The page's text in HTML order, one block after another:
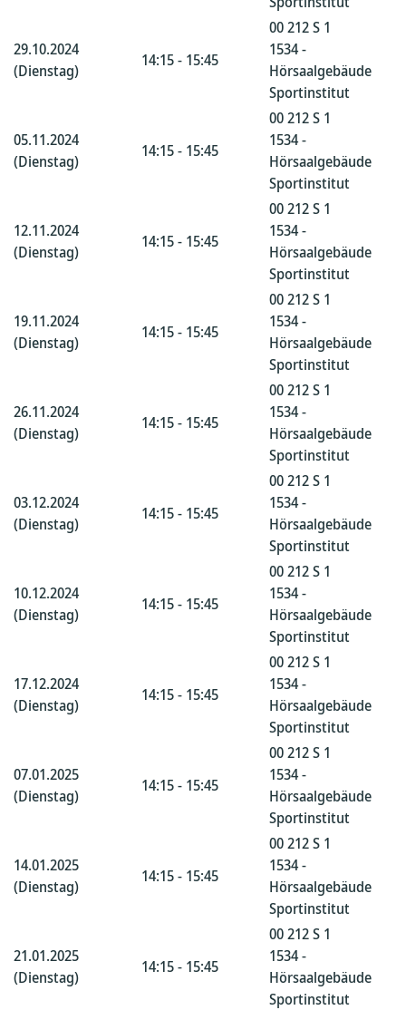
29.10.2024
(Dienstag)
14:15 - 15:45
00 212 S 1
1534 -
Hörsaalgebäude
Sportinstitut
05.11.2024
(Dienstag)
14:15 - 15:45
00 212 S 1
1534 -
Hörsaalgebäude
Sportinstitut
12.11.2024
(Dienstag)
14:15 - 15:45
00 212 S 1
1534 -
Hörsaalgebäude
Sportinstitut
19.11.2024
(Dienstag)
14:15 - 15:45
00 212 S 1
1534 -
Hörsaalgebäude
Sportinstitut
26.11.2024
(Dienstag)
14:15 - 15:45
00 212 S 1
1534 -
Hörsaalgebäude
Sportinstitut
03.12.2024
(Dienstag)
14:15 - 15:45
00 212 S 1
1534 -
Hörsaalgebäude
Sportinstitut
10.12.2024
(Dienstag)
14:15 - 15:45
00 212 S 1
1534 -
Hörsaalgebäude
Sportinstitut
17.12.2024
(Dienstag)
14:15 - 15:45
00 212 S 1
1534 -
Hörsaalgebäude
Sportinstitut
07.01.2025
(Dienstag)
14:15 - 15:45
00 212 S 1
1534 -
Hörsaalgebäude
Sportinstitut
14.01.2025
(Dienstag)
14:15 - 15:45
00 212 S 1
1534 -
Hörsaalgebäude
Sportinstitut
21.01.2025
(Dienstag)
14:15 - 15:45
00 212 S 1
1534 -
Hörsaalgebäude
Sportinstitut